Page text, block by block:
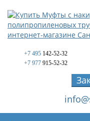
+7 495 142-52-32
+7 977 915-52-32